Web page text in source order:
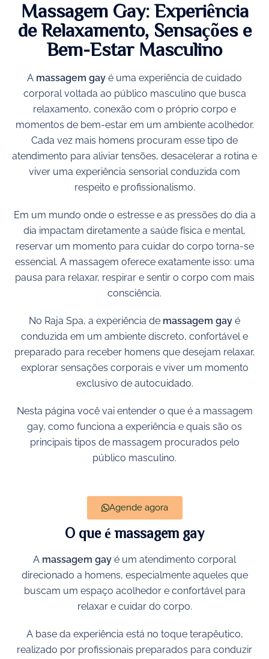
Massagem Gay: Experiência
de Relaxamento, Sensações e
Bem-Estar Masculino
A massagem gay é uma experiência de cuidado
corporal voltada ao público masculino que busca
relaxamento, conexão com o próprio corpo e
momentos de bem-estar em um ambiente acolhedor.
Cada vez mais homens procuram esse tipo de
atendimento para aliviar tensões, desacelerar a rotina e
viver uma experiência sensorial conduzida com
respeito e profissionalismo.
Em um mundo onde o estresse e as pressões do dia a
dia impactam diretamente a saúde física e mental,
reservar um momento para cuidar do corpo torna-se
essencial. A massagem oferece exatamente isso: uma
pausa para relaxar, respirar e sentir o corpo com mais
consciência.
No Raja Spa, a experiência de massagem gay é
conduzida em um ambiente discreto, confortável e
preparado para receber homens que desejam relaxar,
explorar sensações corporais e viver um momento
exclusivo de autocuidado.
Nesta página você vai entender o que é a massagem
gay, como funciona a experiência e quais são os
principais tipos de massagem procurados pelo
público masculino.
Agende agora
O que é massagem gay
A massagem gay é um atendimento corporal
direcionado a homens, especialmente aqueles que
buscam um espaço acolhedor e confortável para
relaxar e cuidar do corpo.
A base da experiência está no toque terapêutico,
realizado por profissionais preparados para conduzir